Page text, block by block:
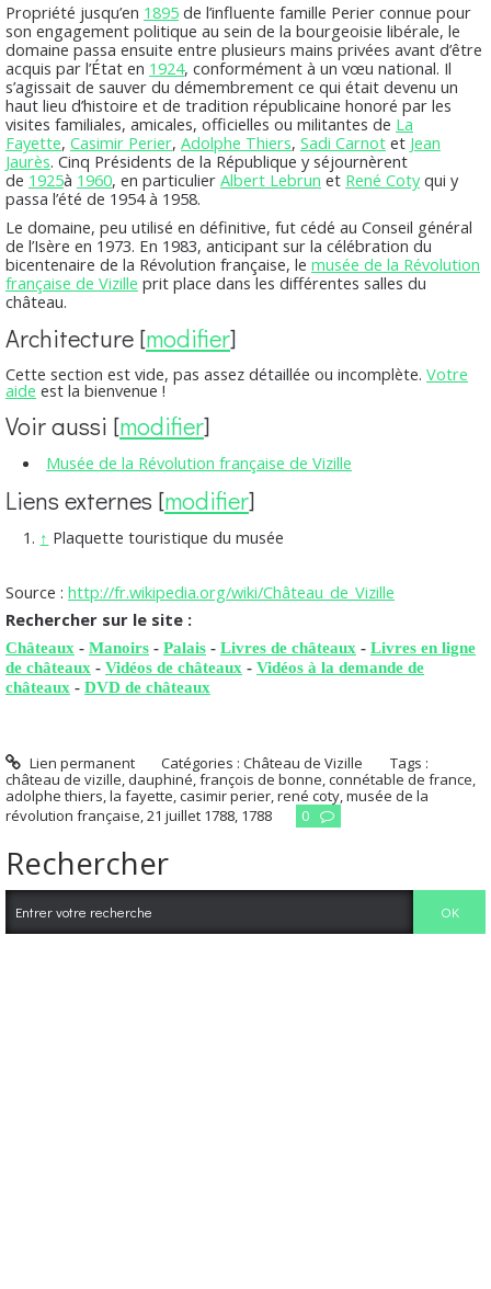
Propriété jusqu’en 1895 de l’influente famille Perier connue pour
son engagement politique au sein de la bourgeoisie libérale, le
domaine passa ensuite entre plusieurs mains privées avant d’être
acquis par l’État en 1924, conformément à un vœu national. Il
s’agissait de sauver du démembrement ce qui était devenu un
haut lieu d’histoire et de tradition républicaine honoré par les
visites familiales, amicales, officielles ou militantes de La
Fayette, Casimir Perier, Adolphe Thiers, Sadi Carnot et Jean
Jaurès. Cinq Présidents de la République y séjournèrent
de 1925à 1960, en particulier Albert Lebrun et René Cotyqui y
passa l’été de 1954 à 1958.
Le domaine, peu utilisé en définitive, fut cédé au Conseil général
de l’Isère en 1973. En 1983, anticipant sur la célébration du
bicentenaire de la Révolution française, le musée de la Révolution
française de Vizille prit place dans les différentes salles du
château.
Architecture [modifier]
Cette section est vide, pas assez détaillée ou incomplète. Votre
aide est la bienvenue !
Voir aussi [modifier]
Musée de la Révolution française de Vizille
Liens externes [modifier]
↑ Plaquette touristique du musée
Source : http://fr.wikipedia.org/wiki/Château_de_Vizille
Rechercher sur le site :
Châteaux - Manoirs - Palais - Livres de châteaux - Livres en ligne
de châteaux - Vidéos de châteaux - Vidéos à la demande de
châteaux - DVD de châteaux
Lien permanent Catégories :Château de Vizille
Tags :
château de vizille, dauphiné,françois de bonne,connétable de france,
adolphe thiers,la fayette,casimir perier,rené coty,musée de la
révolution française,21 juillet 1788, 1788 0
Rechercher